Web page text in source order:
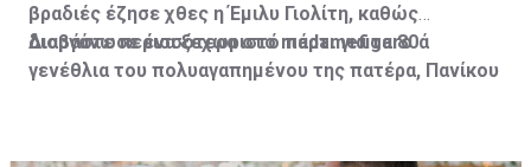
βραδιές έζησε χθες η Έμιλυ Γιολίτη, καθώς
διοργάνωσε ένα ξεχωριστό πάρτι για τα 80ά
γενέθλια του πολυαγαπημένου της πατέρα, Πανίκου
Διαβάστε περισσότερα στο madamefigaro